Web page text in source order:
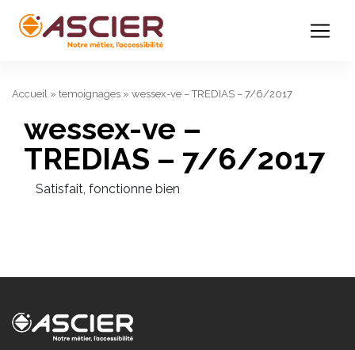
Accueil » temoignages » wessex-ve – TREDIAS – 7/6/2017
wessex-ve –
TREDIAS – 7/6/2017
Satisfait, fonctionne bien